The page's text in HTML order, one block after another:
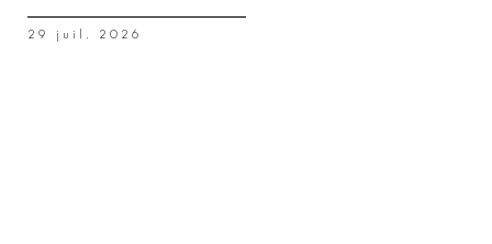
29 juil. 2026